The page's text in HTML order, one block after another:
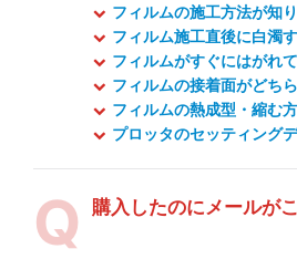
フィルムの施工方法が知
フィルム施工直後に白濁
フィルムがすぐにはがれ
フィルムの接着面がどち
フィルムの熱成型・縮む
プロッタのセッティング
購入したのにメールが